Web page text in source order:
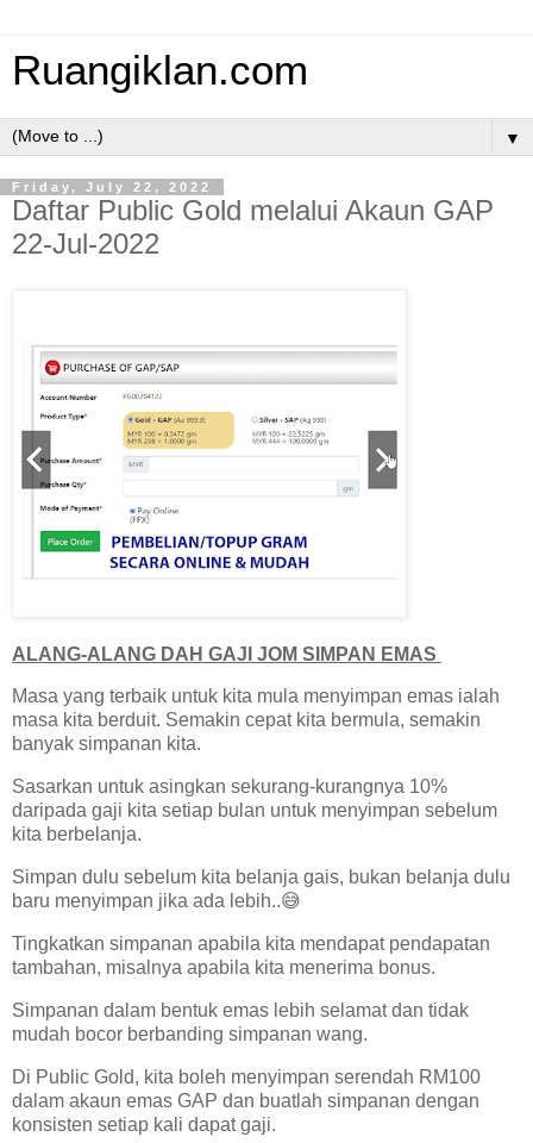
Ruangiklan.com
▼
Friday, July 22, 2022
Daftar Public Gold melalui Akaun GAP
22-Jul-2022
ALANG-ALANG DAH GAJI JOM SIMPAN EMAS
Masa yang terbaik untuk kita mula menyimpan emas ialah
masa kita berduit. Semakin cepat kita bermula, semakin
banyak simpanan kita.
Sasarkan untuk asingkan sekurang-kurangnya 10%
daripada gaji kita setiap bulan untuk menyimpan sebelum
kita berbelanja.
Simpan dulu sebelum kita belanja gais, bukan belanja dulu
baru menyimpan jika ada lebih..😅
Tingkatkan simpanan apabila kita mendapat pendapatan
tambahan, misalnya apabila kita menerima bonus.
Simpanan dalam bentuk emas lebih selamat dan tidak
mudah bocor berbanding simpanan wang.
Di Public Gold, kita boleh menyimpan serendah RM100
dalam akaun emas GAP dan buatlah simpanan dengan
konsisten setiap kali dapat gaji.